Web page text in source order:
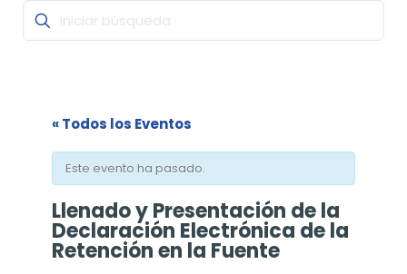
« Todos los Eventos
Este evento ha pasado.
Llenado y Presentación de la
Declaración Electrónica de la
Retención en la Fuente